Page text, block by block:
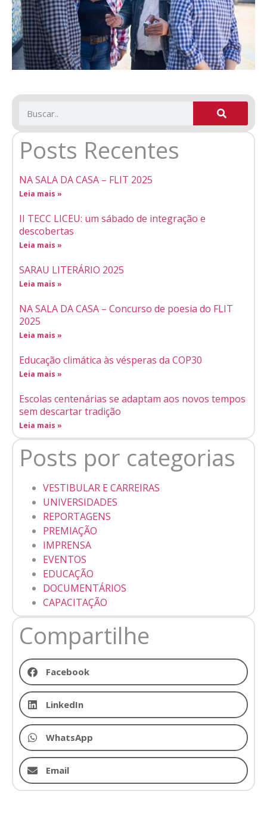
Posts Recentes
NA SALA DA CASA – FLIT 2025
Leia mais »
II TECC LICEU: um sábado de integração e
descobertas
Leia mais »
SARAU LITERÁRIO 2025
Leia mais »
NA SALA DA CASA – Concurso de poesia do FLIT
2025
Leia mais »
Educação climática às vésperas da COP30
Leia mais »
Escolas centenárias se adaptam aos novos tempos
sem descartar tradição
Leia mais »
Posts por categorias
VESTIBULAR E CARREIRAS
UNIVERSIDADES
REPORTAGENS
PREMIAÇÃO
IMPRENSA
EVENTOS
EDUCAÇÃO
DOCUMENTÁRIOS
CAPACITAÇÃO
Compartilhe
Facebook
LinkedIn
WhatsApp
Email